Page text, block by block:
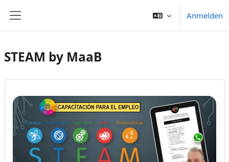
Anmelden
STEAM by MaaB